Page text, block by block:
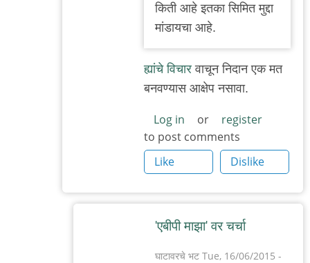
अभिनय
होता.
अजो१२३
किती आहे इतका सिमित मुद्दा
मांडायचा आहे.
ह्यांचे विचार वाचून निदान एक मत
बनवण्यास आक्षेप नसावा.
Log in or
register
to post comments
Like
Dislike
'एबीपी माझा' वर चर्चा
घाटावरचे भट Tue, 16/06/2015 -